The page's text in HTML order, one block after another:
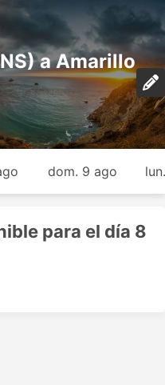
a Amarillo
dom. 9 ago
para el día 8